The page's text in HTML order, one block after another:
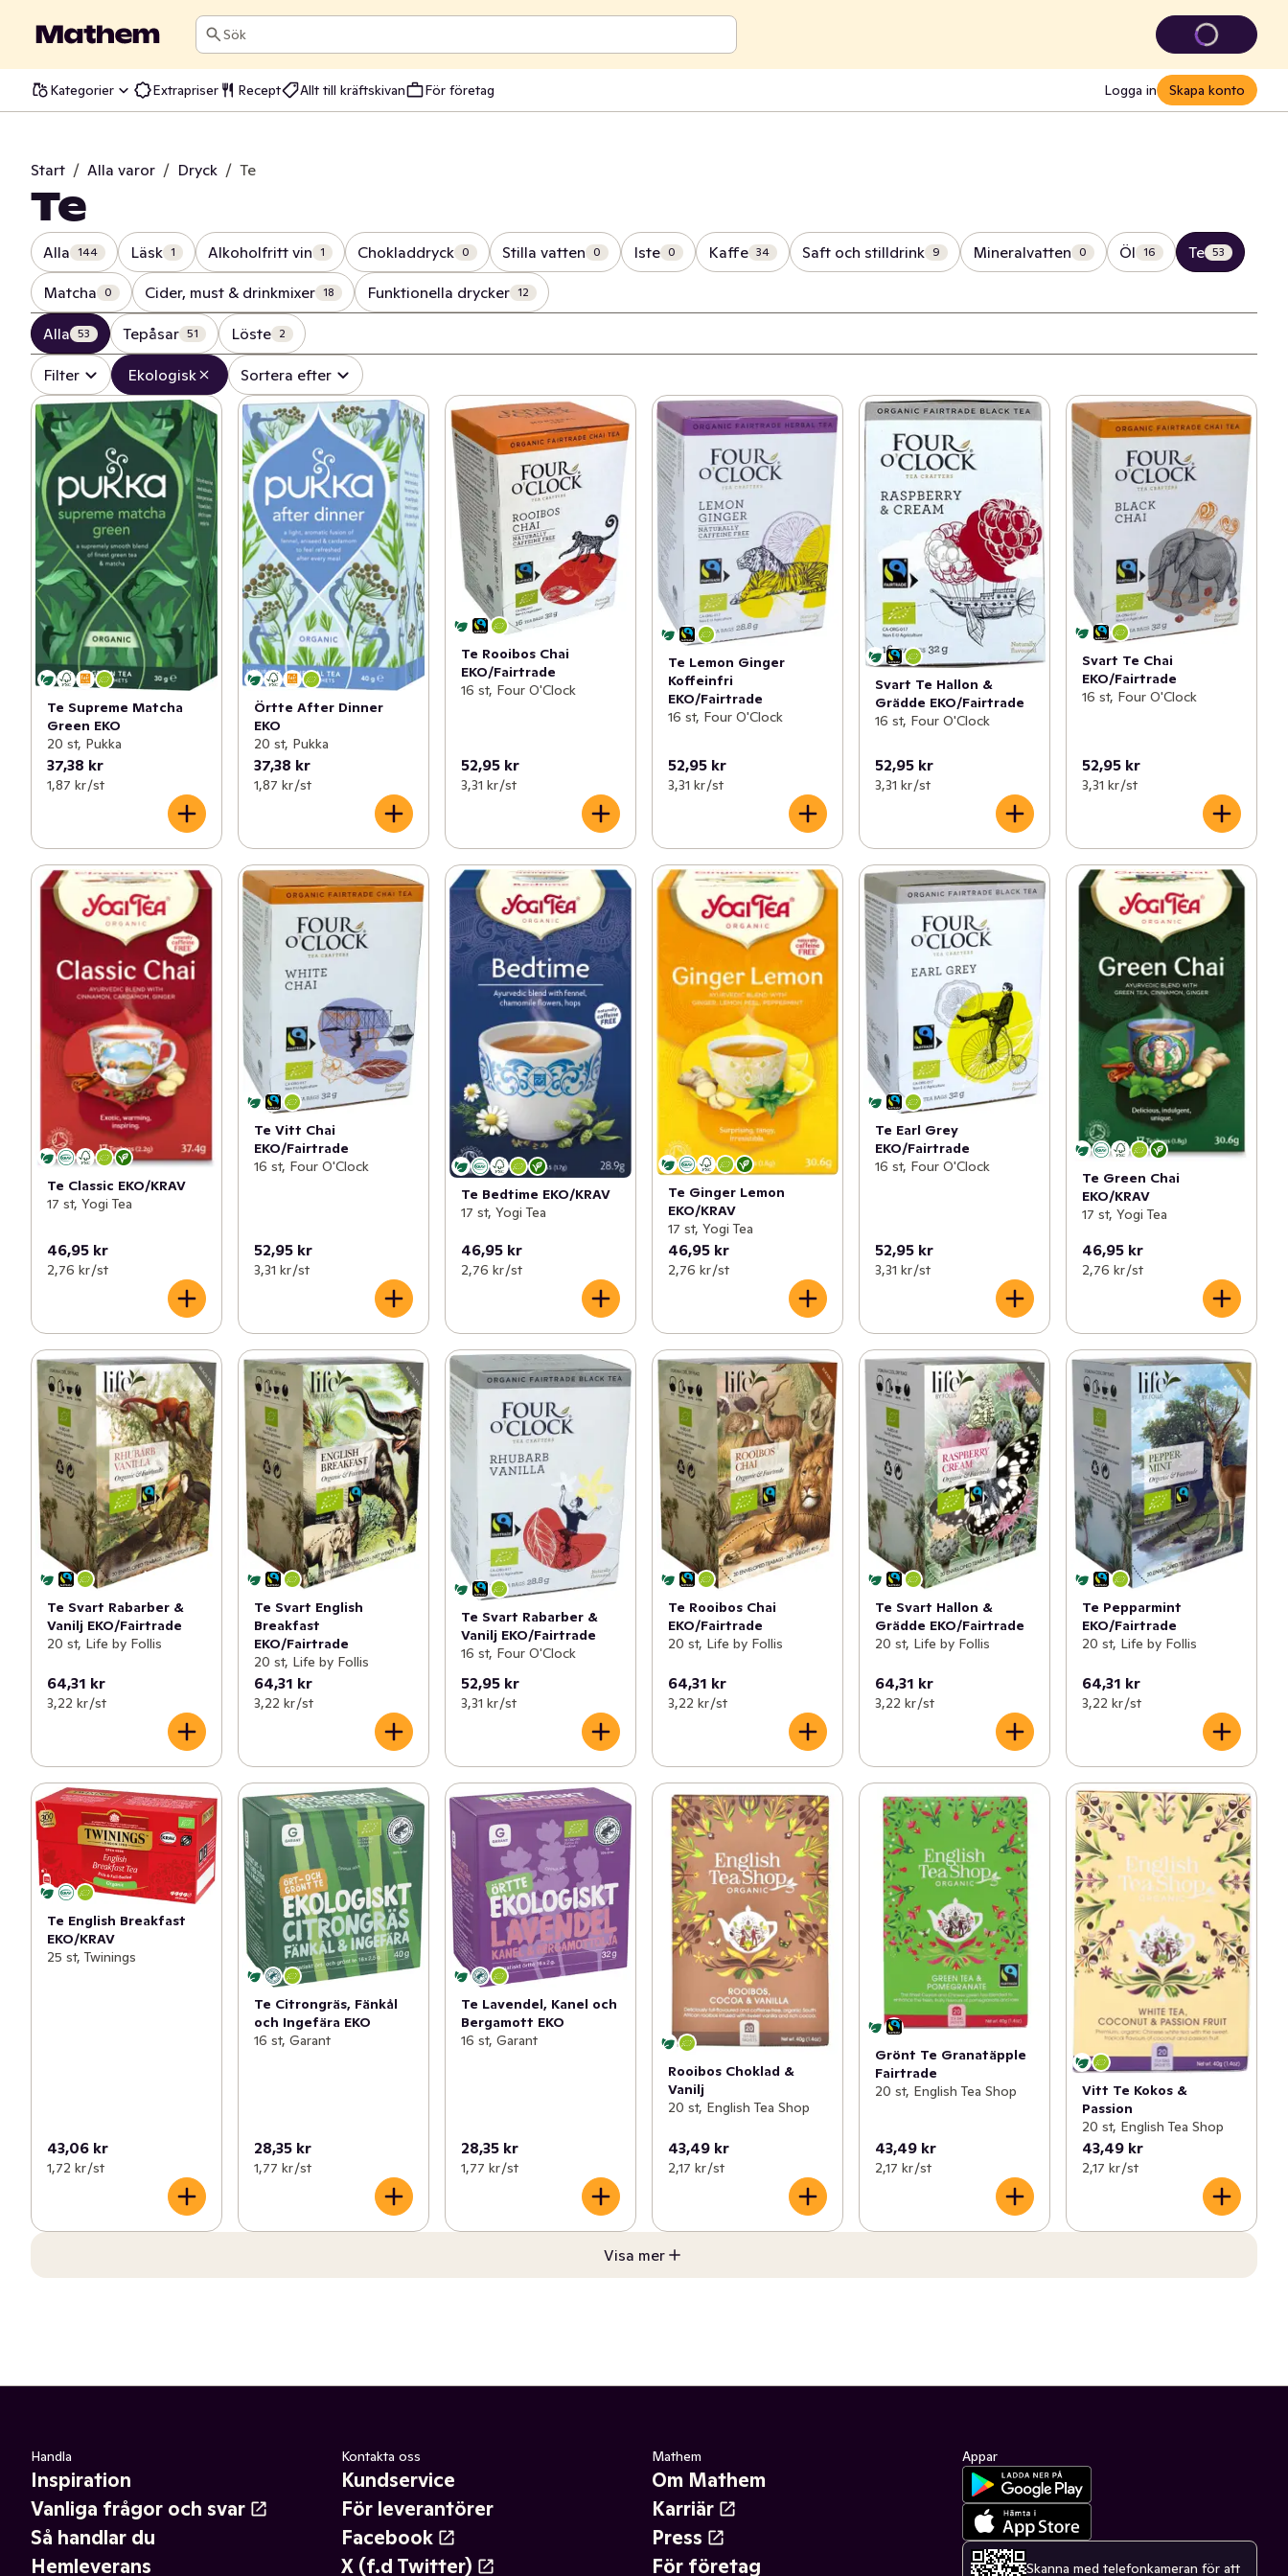
Sök
Kategorier Extrapriser Recept Allt till kräftskivan För företag Logga in Skapa konto
Start / Alla varor / Dryck / Te
Te
Alla 144 Läsk 1 Alkoholfritt vin 1 Chokladdryck 0 Stilla vatten 0 Iste 0 Kaffe 34 Saft och stilldrink 9 Mineralvatten 0 Öl 16 Te 53
Matcha 0 Cider, must & drinkmixer 18 Funktionella drycker 12
Alla 53 Tepåsar 51 Löste 2
Filter Sortera efter
Ekologisk
Te Supreme Matcha
Green EKO
20 st, Pukka
37,38 kr
1,87 kr /st
Örtte After Dinner
EKO
20 st, Pukka
37,38 kr
1,87 kr /st
Te Rooibos Chai
EKO/Fairtrade
16 st, Four O'Clock
52,95 kr
3,31 kr /st
Te Lemon Ginger
Koffeinfri
EKO/Fairtrade
16 st, Four O'Clock
52,95 kr
3,31 kr /st
Svart Te Hallon &
Grädde EKO/Fairtrade
16 st, Four O'Clock
52,95 kr
3,31 kr /st
Svart Te Chai
EKO/Fairtrade
16 st, Four O'Clock
52,95 kr
3,31 kr /st
Te Classic EKO/KRAV
17 st, Yogi Tea
46,95 kr
2,76 kr /st
Te Vitt Chai
EKO/Fairtrade
16 st, Four O'Clock
52,95 kr
3,31 kr /st
Te Bedtime EKO/KRAV
17 st, Yogi Tea
46,95 kr
2,76 kr /st
Te Ginger Lemon
EKO/KRAV
17 st, Yogi Tea
46,95 kr
2,76 kr /st
Te Earl Grey
EKO/Fairtrade
16 st, Four O'Clock
52,95 kr
3,31 kr /st
Te Green Chai
EKO/KRAV
17 st, Yogi Tea
46,95 kr
2,76 kr /st
Te Svart Rabarber &
Vanilj EKO/Fairtrade
20 st, Life by Follis
64,31 kr
3,22 kr /st
Te Svart English
Breakfast
EKO/Fairtrade
20 st, Life by Follis
64,31 kr
3,22 kr /st
Te Svart Rabarber &
Vanilj EKO/Fairtrade
16 st, Four O'Clock
52,95 kr
3,31 kr /st
Te Rooibos Chai
EKO/Fairtrade
20 st, Life by Follis
64,31 kr
3,22 kr /st
Te Svart Hallon &
Grädde EKO/Fairtrade
20 st, Life by Follis
64,31 kr
3,22 kr /st
Te Pepparmint
EKO/Fairtrade
20 st, Life by Follis
64,31 kr
3,22 kr /st
Te English Breakfast
EKO/KRAV
25 st, Twinings
43,06 kr
1,72 kr /st
Te Citrongräs, Fänkål
och Ingefära EKO
16 st, Garant
28,35 kr
1,77 kr /st
Te Lavendel, Kanel och
Bergamott EKO
16 st, Garant
28,35 kr
1,77 kr /st
Rooibos Choklad &
Vanilj
20 st, English Tea Shop
43,49 kr
2,17 kr /st
Grönt Te Granatäpple
Fairtrade
20 st, English Tea Shop
43,49 kr
2,17 kr /st
Vitt Te Kokos &
Passion
20 st, English Tea Shop
43,49 kr
2,17 kr /st
Visa mer
Handla
Inspiration
Vanliga frågor och svar
Så handlar du
Hemleverans
Kontakta oss
Kundservice
För leverantörer
Facebook
X (f.d Twitter)
Mathem
Om Mathem
Karriär
Press
För företag
Appar
Skanna med telefonkameran för att